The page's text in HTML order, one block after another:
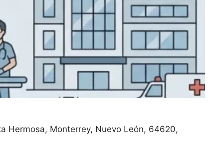
Hermosa Monterrey Nuevo León 64620